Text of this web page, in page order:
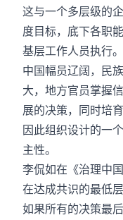
这与一个多层级的
度目标，底下各职
基层工作人员执行。
中国幅员辽阔，民
大，地方官员掌握
展的决策，同时培
因此组织设计的一
主性。
李侃如在《治理中
在达成共识的最低
如果所有的决策最